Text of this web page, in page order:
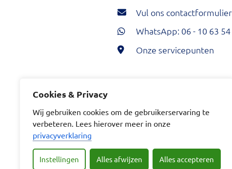
Cookies & Privacy
Wij gebruiken cookies om de gebruikerservaring te
verbeteren. Lees hierover meer in onze
privacyverklaring
Instellingen Alles afwijzen Alles accepteren
Vul ons
WhatsApp: 06 - 10 63 54
Onze servicepunten